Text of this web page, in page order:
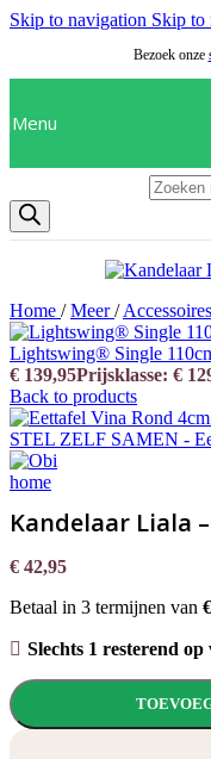
Skip to navigation Skip to
Bezoek onze
Menu
Home / Meer/ Accessoires
Lightswing® Single
€ 139,95Prijsklasse: €
Back to products
STEL ZELF SAMEN -
Kandelaar Liala
€ 42,95
Betaal in 3 termijnen van
Slechts 1 resterend